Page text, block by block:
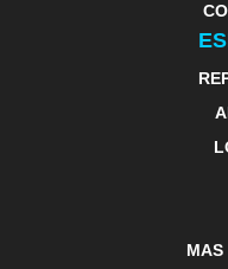
MAS